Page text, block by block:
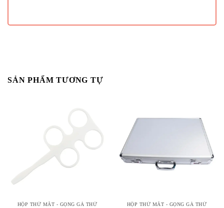
SẢN PHẨM TƯƠNG TỰ
HỘP THỬ MẮT - GỌNG GÁ THỬ HỘP THỬ MẮT - GỌNG GÁ THỬ